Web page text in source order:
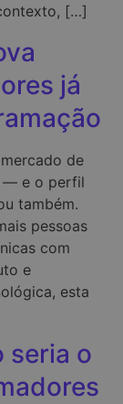
[…]
já
de
— e o perfil
também.
pessoas
com
e
esta
seria o